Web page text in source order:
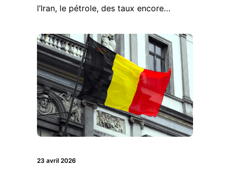
l’Iran, le pétrole, des taux encore…
23 avril 2026